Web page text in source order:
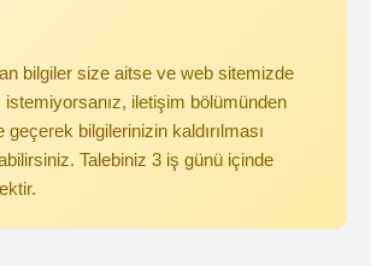
bilgiler size aitse ve web sitemizde
istemiyorsanız, iletişim bölümünden
bilgilerinizin kaldırılması
Talebiniz 3 iş günü içinde